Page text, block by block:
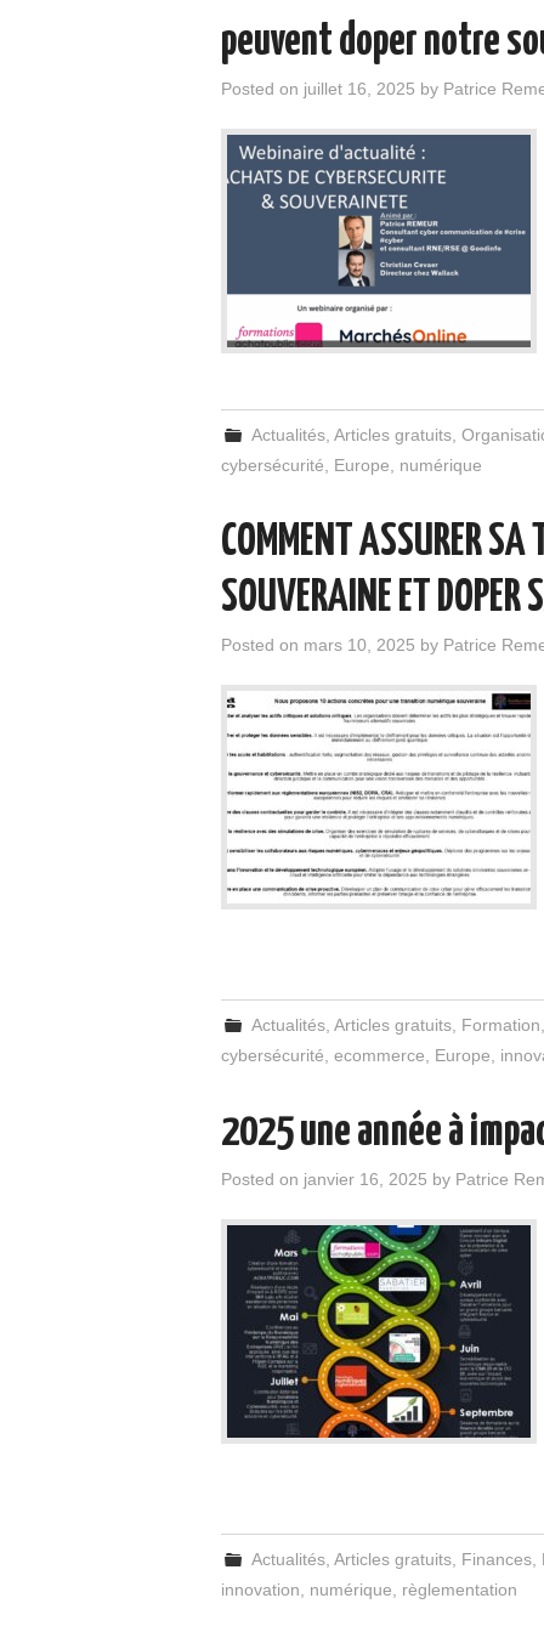
peuvent doper notre
Posted on juillet 16, 2025 by Patrice
Actualités ,Articles gratuits ,
cybersécurité
Europe numérique
COMMENT ASSURER
SOUVERAINE ET DOPER
Posted on mars 10, 2025 by Patrice
Actualités ,Articles gratuits Formation
cybersécurité ecommerce Europe
2025 une année à
Posted on janvier 16, 2025 by Patrice
Actualités ,Articles gratuits Finances
innovation
numérique règlementation